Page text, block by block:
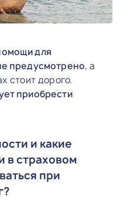
для
предусмотрено, а
стоит дорого.
приобрести
и какие
в страховом
при